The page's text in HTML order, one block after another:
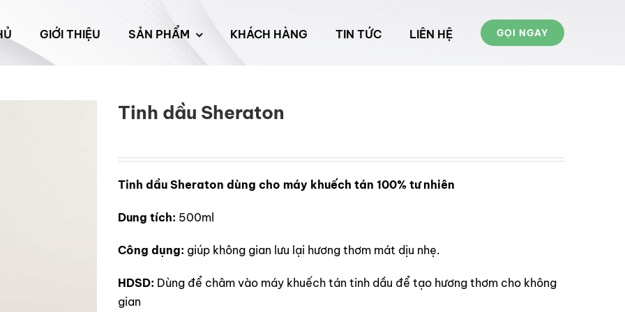
GIỚI THIỆU SẢN PHẨM KHÁCH HÀNG TIN TỨC LIÊN HỆ GỌI NGAY
Tinh dầu Sheraton
Tinh dầu Sheraton dùng cho máy khuếch tán 100% tư nhiên
Dung tích: 500ml
Công dụng: giúp không gian lưu lại hương thơm mát dịu nhẹ.
HDSD: Dùng để châm vào máy khuếch tán tinh dầu để tạo hương thơm cho không
gian